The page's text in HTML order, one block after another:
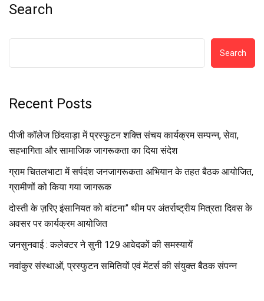
Search
Search
Recent Posts
पीजी कॉलेज छिंदवाड़ा में प्रस्फुटन शक्ति संचय कार्यक्रम सम्पन्न, सेवा,
सहभागिता और सामाजिक जागरूकता का दिया संदेश
ग्राम चितलभाटा में सर्पदंश जनजागरूकता अभियान के तहत बैठक आयोजित,
ग्रामीणों को किया गया जागरूक
दोस्ती के ज़रिए इंसानियत को बांटना” थीम पर अंतर्राष्ट्रीय मित्रता दिवस के
अवसर पर कार्यक्रम आयोजित
जनसुनवाई : कलेक्टर ने सुनी 129 आवेदकों की समस्यायें
नवांकुर संस्थाओं, प्रस्फुटन समितियों एवं मेंटर्स की संयुक्त बैठक संपन्न